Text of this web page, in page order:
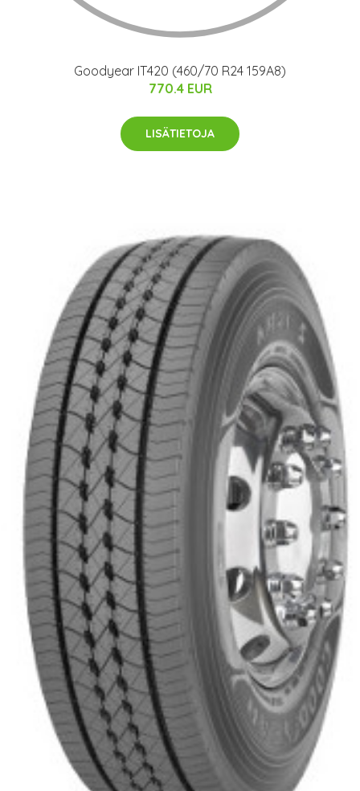
Goodyear IT420 (460/70 R24 159A8)
770.4 EUR
LISÄTIETOJA